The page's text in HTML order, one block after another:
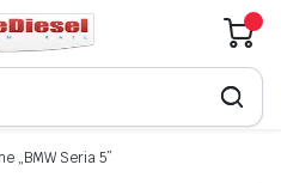
„BMW Seria 5”